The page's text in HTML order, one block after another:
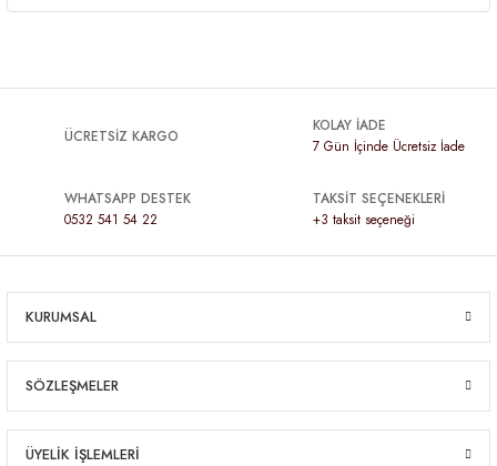
ÜCRETSİZ KARGO
KOLAY İADE
7 Gün İçinde Ücretsiz İade
WHATSAPP DESTEK
0532 541 54 22
TAKSİT SEÇENEKLERİ
+3 taksit seçeneği
KURUMSAL
SÖZLEŞMELER
ÜYELİK İŞLEMLERİ